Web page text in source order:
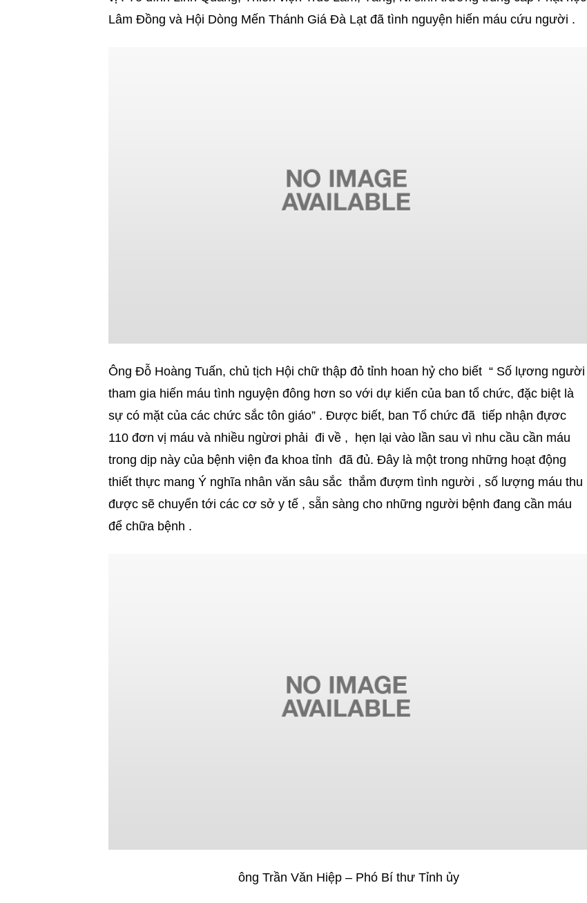
Lâm Đồng và Hội Dòng Mến Thánh Giá Đà Lạt đã tình nguyện hiến máu cứu người .
Ông Đỗ Hoàng Tuấn, chủ tịch Hội chữ thập đỏ tỉnh hoan hỷ cho biết “ Số lựơng người
tham gia hiến máu tình nguyện đông hơn so với dự kiến của ban tổ chức, đặc biệt là
sự có mặt của các chức sắc tôn giáo” . Được biết, ban Tổ chức đã tiếp nhận đựơc
110 đơn vị máu và nhiều ngừơi phải đi về , hẹn lại vào lần sau vì nhu cầu cần máu
trong dịp này của bệnh viện đa khoa tỉnh đã đủ. Đây là một trong những hoạt động
thiết thực mang Ý nghĩa nhân văn sâu sắc thắm đượm tình người , số lượng máu thu
được sẽ chuyển tới các cơ sở y tế , sẵn sàng cho những người bệnh đang cần máu
để chữa bệnh .
ông Trần Văn Hiệp – Phó Bí thư Tỉnh ủy